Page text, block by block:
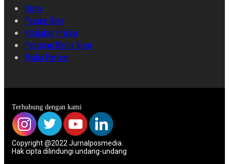
Home
Pasang Iklan
Kebijakan Privasi
Pedoman Media Siber
Media Partner
Terhubung dengan kami
Copyright @2022 Jurnalposmedia.
Hak cipta dilindungi undang-undang